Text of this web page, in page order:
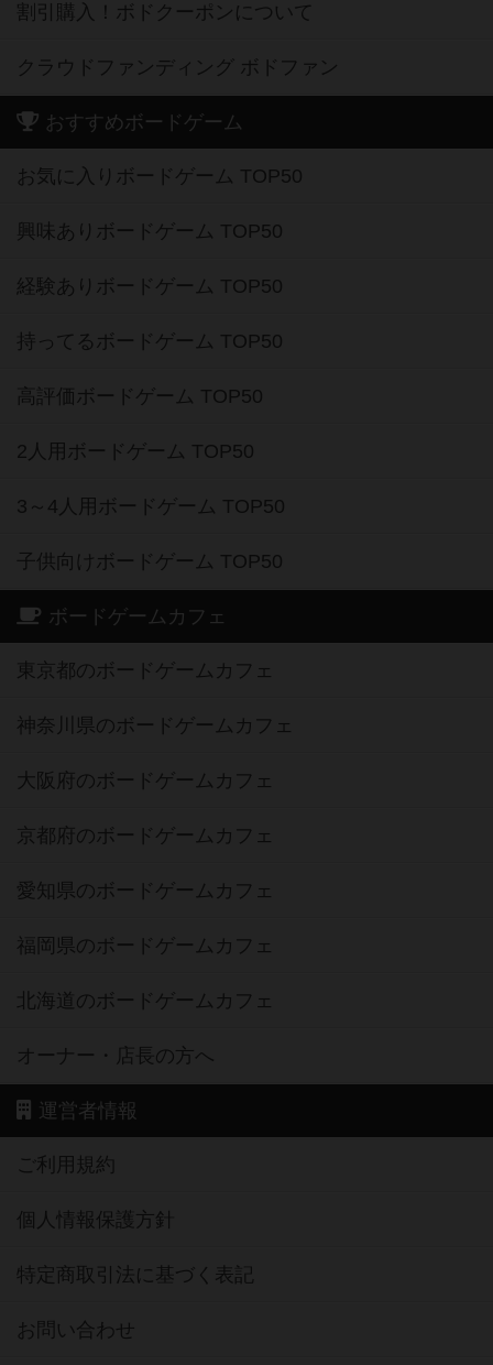
割引購入！ボドクーポンについて
クラウドファンディング ボドファン
おすすめボードゲーム
お気に入りボードゲーム TOP50
興味ありボードゲーム TOP50
経験ありボードゲーム TOP50
持ってるボードゲーム TOP50
高評価ボードゲーム TOP50
2人用ボードゲーム TOP50
3～4人用ボードゲーム TOP50
子供向けボードゲーム TOP50
ボードゲームカフェ
東京都のボードゲームカフェ
神奈川県のボードゲームカフェ
大阪府のボードゲームカフェ
京都府のボードゲームカフェ
愛知県のボードゲームカフェ
福岡県のボードゲームカフェ
北海道のボードゲームカフェ
オーナー・店長の方へ
運営者情報
ご利用規約
個人情報保護方針
特定商取引法に基づく表記
お問い合わせ